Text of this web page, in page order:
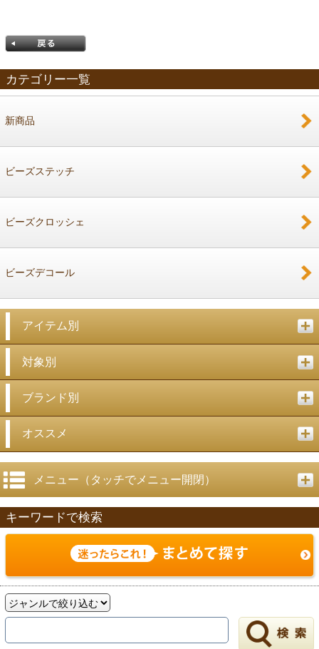
カテゴリー一覧
新商品
ビーズステッチ
ビーズクロッシェ
ビーズデコール
アイテム別
対象別
ブランド別
オススメ
メニュー（タッチでメニュー開閉）
キーワードで検索